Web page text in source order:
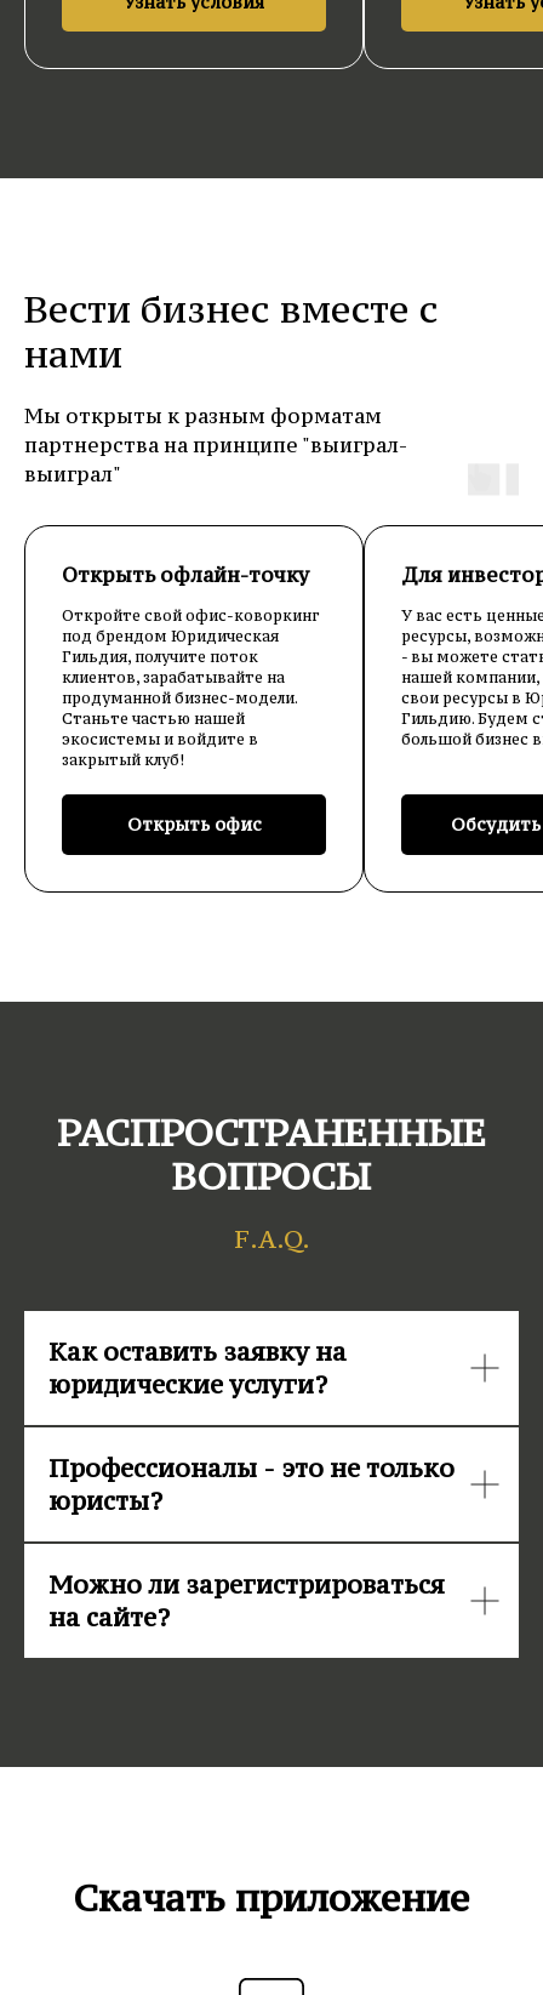
Вести бизнес вместе с
нами
Мы открыты к разным форматам
партнерства на принципе "выиграл-
выиграл"
Открыть офлайн-точку
Откройте свой офис-коворкинг
под брендом Юридическая
Гильдия, получите поток
клиентов, зарабатывайте на
продуманной бизнес-модели.
Станьте частью нашей
экосистемы и войдите в
закрытый клуб!
Открыть офис
Для
У вас есть
ресурсы,
- вы можете
нашей компании,
свои ресурсы в
Гильдию. Будем
большой бизнес
РАСПРОСТРАНЕННЫЕ
ВОПРОСЫ
F.A.Q.
Как оставить заявку на
юридические услуги?
Профессионалы - это не только
юристы?
Можно ли зарегистрироваться
на сайте?
Скачать приложение